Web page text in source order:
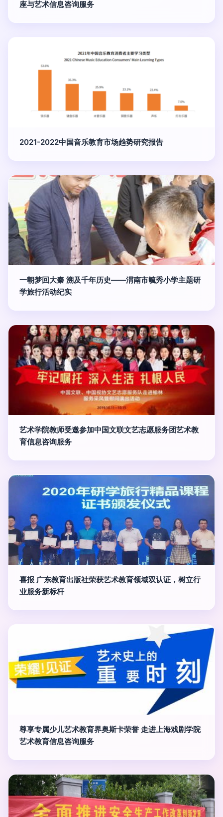
座与艺术信息咨询服务
2021-2022中国音乐教育市场趋势研究报告
一朝梦回大秦 溯及千年历史——渭南市毓秀小学主题研
学旅行活动纪实
艺术学院教师受邀参加中国文联文艺志愿服务团艺术教
育信息咨询服务
喜报 广东教育出版社荣获艺术教育领域双认证，树立行
业服务新标杆
尊享专属少儿艺术教育界奥斯卡荣誉 走进上海戏剧学院
艺术教育信息咨询服务